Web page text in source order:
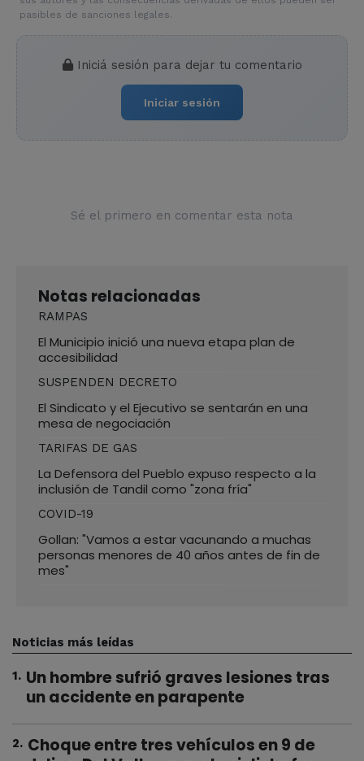
pasibles de sanciones legales.
Iniciá sesión para dejar tu comentario
Iniciar sesión
Sé el primero en comentar esta nota
Notas relacionadas
RAMPAS
El Municipio inició una nueva etapa plan de
accesibilidad
SUSPENDEN DECRETO
El Sindicato y el Ejecutivo se sentarán en una
mesa de negociación
TARIFAS DE GAS
La Defensora del Pueblo expuso respecto a la
inclusión de Tandil como "zona fría"
COVID-19
Gollan: "Vamos a estar vacunando a muchas
personas menores de 40 años antes de fin de
mes"
Noticias más leídas
1. Un hombre sufrió graves lesiones tras
un accidente en parapente
2. Choque entre tres vehículos en 9 de